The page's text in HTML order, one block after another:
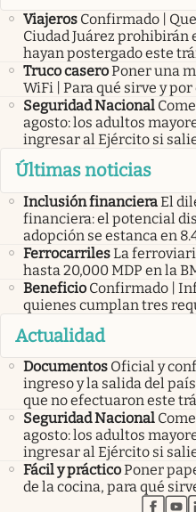
Viajeros Confirmado |
Ciudad Juárez prohibirán
hayan postergado este
Truco caseroPoner una
WiFi | Para qué sirve y
Seguridad Nacional
agosto: los adultos
ingresar al Ejército si
Últimas noticias
Inclusión financieraEl
financiera: el potencial
adopción se estanca en
FerrocarrilesLa
hasta 20,000 MDP en la
Beneficio Confirmado |
quienes cumplan tres
Actualidad
Documentos Oficial y
ingreso y la salida del
que no efectuaron este
Seguridad Nacional
agosto: los adultos
ingresar al Ejército si
Fácil y prácticoPoner
de la cocina, para qué
abre